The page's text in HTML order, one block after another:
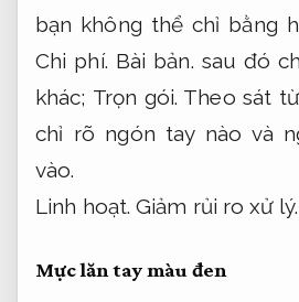
bạn không thể chỉ bằng
Chi phí. Bài bản. sau đó
khác; Trọn gói. Theo sát
chỉ rõ ngón tay nào và
vào.
Linh hoạt. Giảm rủi ro xử lý.
Mực lăn tay màu đen